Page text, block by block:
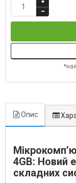
Опис
4GB: Новий
складних